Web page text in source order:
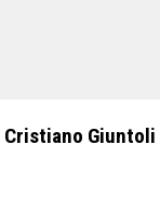
Cristiano Giuntoli